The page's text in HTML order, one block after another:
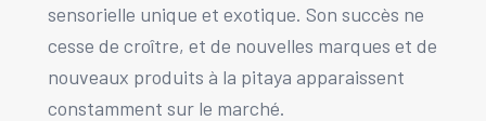
sensorielle unique et exotique. Son succès ne
cesse de croître, et de nouvelles marques et de
nouveaux produits à la pitaya apparaissent
constamment sur le marché.